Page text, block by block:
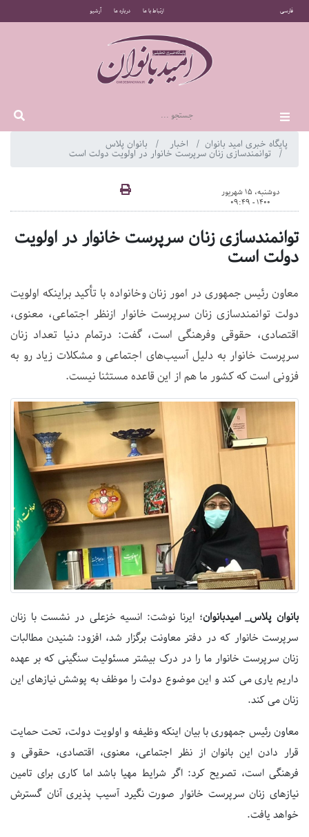
فارسی ارتباط با ما درباره ما آرشیو
پایگاه خبری امید بانوان اخبار بانوان پلاس
توانمندسازی زنان سرپرست خانوار در اولویت دولت است
دوشنبه، 15 شهریور
1400 - 09:49
توانمندسازی زنان سرپرست خانوار در اولویت
دولت است
معاون رئیس جمهوری در امور زنان وخانواده با تأکید براینکه اولویت
دولت توانمندسازی زنان سرپرست خانوار ازنظر اجتماعی، معنوی،
اقتصادی، حقوقی وفرهنگی است، گفت: درتمام دنیا تعداد زنان
سرپرست خانوار به دلیل آسیب‌های اجتماعی و مشکلات زیاد رو به
فزونی است که کشور ما هم از این قاعده مستثنا نیست.
بانوان پلاس_ امیدبانوان؛ ایرنا نوشت: انسیه خزعلی در نشست با زنان
سرپرست خانوار که در دفتر معاونت برگزار شد، افزود: شنیدن مطالبات
زنان سرپرست خانوار ما را در درک بیشتر مسئولیت سنگینی که بر عهده
داریم یاری می کند و این موضوع دولت را موظف به پوشش نیازهای این
زنان می کند.
معاون رئیس جمهوری با بیان اینکه وظیفه و اولویت دولت، تحت حمایت
قرار دادن این بانوان از نظر اجتماعی، معنوی، اقتصادی، حقوقی و
فرهنگی است، تصریح کرد: اگر شرایط مهیا باشد اما کاری برای تامین
نیازهای زنان سرپرست خانوار صورت نگیرد آسیب پذیری آنان گسترش
خواهد یافت.